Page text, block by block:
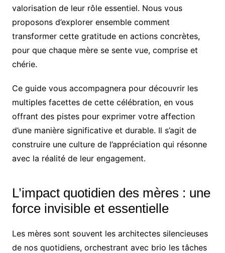
valorisation de leur rôle essentiel. Nous vous
proposons d’explorer ensemble comment
transformer cette gratitude en actions concrètes,
pour que chaque mère se sente vue, comprise et
chérie.
Ce guide vous accompagnera pour découvrir les
multiples facettes de cette célébration, en vous
offrant des pistes pour exprimer votre affection
d’une manière significative et durable. Il s’agit de
construire une culture de l’appréciation qui résonne
avec la réalité de leur engagement.
L’impact quotidien des mères : une
force invisible et essentielle
Les mères sont souvent les architectes silencieuses
de nos quotidiens, orchestrant avec brio les tâches